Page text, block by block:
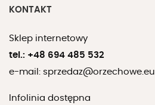
KONTAKT
Sklep internetowy
tel.: +48 694 485 532
e-mail: sprzedaz@orzechowe.eu
Infolinia dostępna